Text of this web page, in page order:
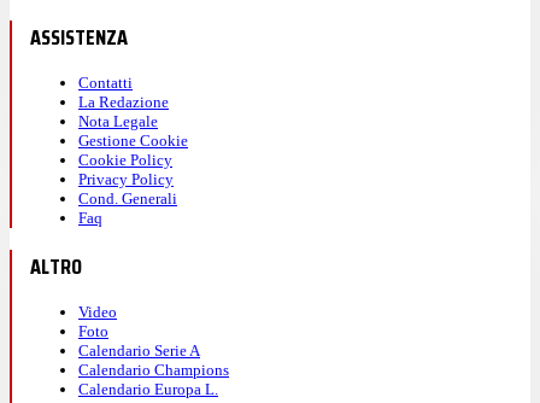
ASSISTENZA
Contatti
La Redazione
Nota Legale
Gestione Cookie
Cookie Policy
Privacy Policy
Cond. Generali
Faq
ALTRO
Video
Foto
Calendario Serie A
Calendario Champions
Calendario Europa L.